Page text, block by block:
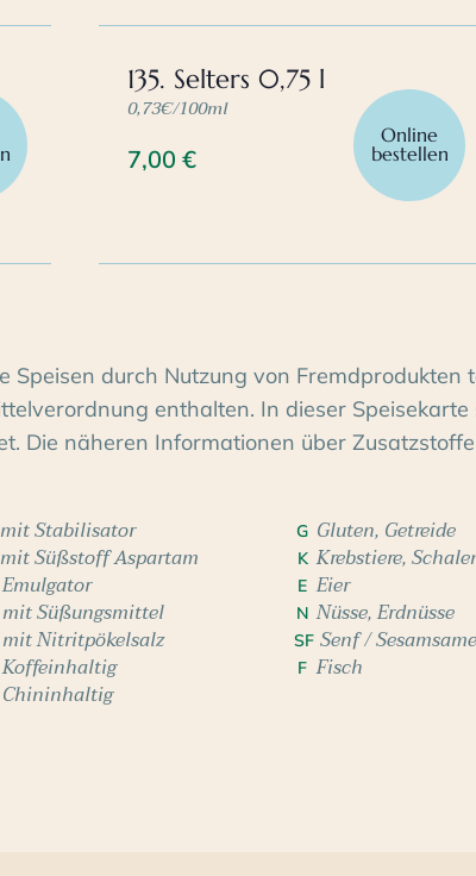
135. Selters 0,75 l
7,00 €
0,73€/100ml
Online
bestellen
durch Nutzung von Fremdprodukten
enthalten. In dieser
Die näheren Informationen über
mit Stabilisator
mit Süßstoff Aspartam
Emulgator
mit Süßungsmittel
mit Nitritpökelsalz
Koffeinhaltig
Chininhaltig
G Gluten, Getreide
K Krebstiere,
E Eier
N Nüsse, Erdnüsse
SF Senf /
F Fisch